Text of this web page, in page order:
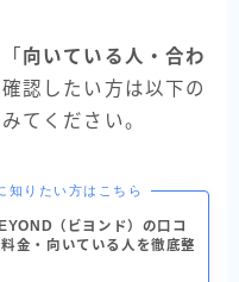
向いている人・合わ
認したい方は以下の
てください。
知りたい方はこちら
（ビヨンド）の口コ
金・向いている人を徹底整